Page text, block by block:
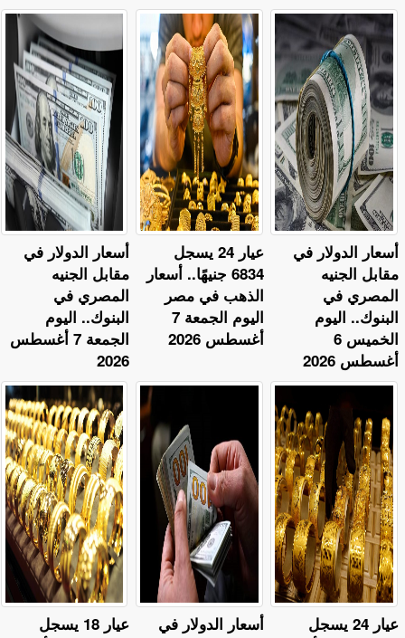
أسعار الدولار في
مقابل الجنيه
المصري في
البنوك.. اليوم
الجمعة 7 أغسطس
2026
عيار 24 يسجل
6834 جنيهًا.. أسعار
الذهب في مصر
اليوم الجمعة 7
أغسطس 2026
أسعار الدولار في
مقابل الجنيه
المصري في
البنوك.. اليوم
الخميس 6
أغسطس 2026
عيار 18 يسجل
أسعار الدولار في
عيار 24 يسجل